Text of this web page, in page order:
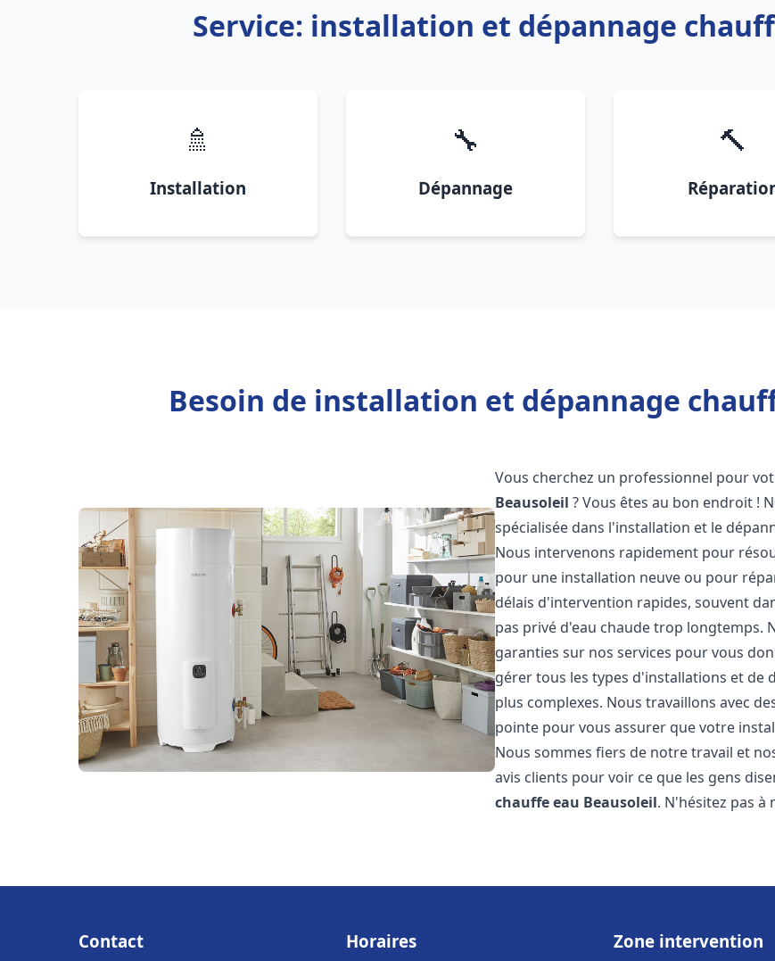
Service: installation et dépannage
🚿
Installation
🔧
Dépannage
🔨
Besoin de installation et dépannage
Vous cherchez un professionnel pour
Beausoleil ? Vous êtes au bon endroit !
spécialisée dans l'installation et le
Nous intervenons rapidement pour
pour une installation neuve ou pour
délais d'intervention rapides, souvent
pas privé d'eau chaude trop
garanties sur nos services pour vous
gérer tous les types d'installations et de
plus complexes. Nous travaillons avec
pointe pour vous assurer que votre
Nous sommes fiers de notre travail et
avis clients pour voir ce que les gens
chauffe eau Beausoleil. N'hésitez pas
Contact Horaires Zone intervention